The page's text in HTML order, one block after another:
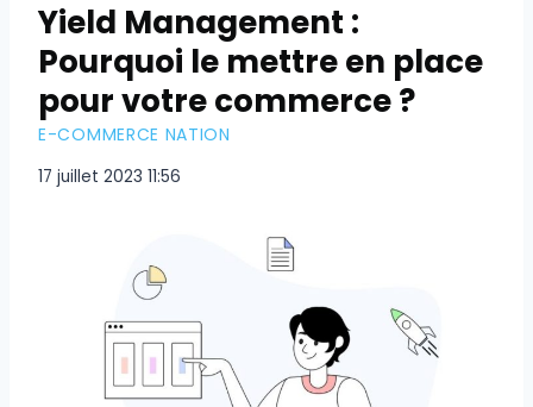
Yield Management :
Pourquoi le mettre en place
pour votre commerce ?
E-COMMERCE NATION
17 juillet 2023 11:56